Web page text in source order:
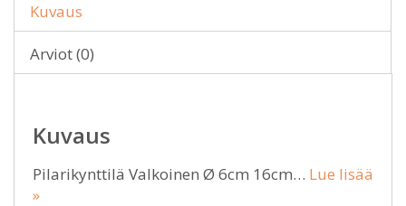
Kuvaus
Arviot (0)
Kuvaus
Pilarikynttilä Valkoinen Ø 6cm 16cm… Lue lisää
»